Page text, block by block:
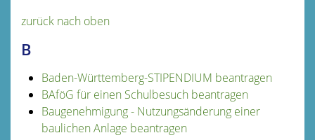
zurück nach oben
B
Baden-Württemberg-STIPENDIUM beantragen
BAföG für einen Schulbesuch beantragen
Baugenehmigung - Nutzungsänderung einer
baulichen Anlage beantragen